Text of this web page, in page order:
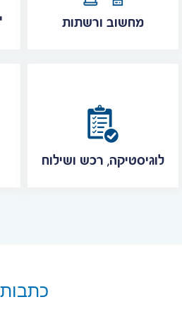
מחשוב ורשתות
לוגיסטיקה, רכש ושילוח
כתבות